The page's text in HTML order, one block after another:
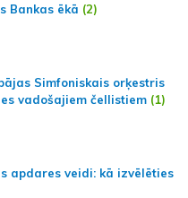
Bankas ēkā (2)
Simfoniskais orķestris
vadošajiem čellistiem (1)
apdares veidi: kā izvēlēties